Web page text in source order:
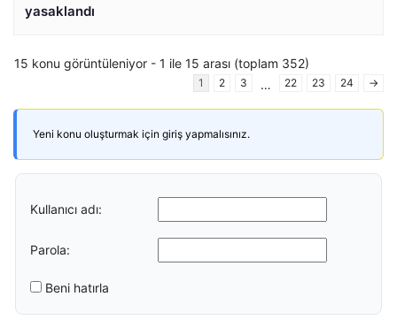
yasaklandı
15 konu görüntüleniyor - 1 ile 15 arası (toplam 352)
1 2 3 … 22 23 24 →
Yeni konu oluşturmak için giriş yapmalısınız.
Kullanıcı adı:
Parola:
Beni hatırla